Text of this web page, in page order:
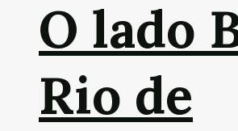
O lado
Rio de